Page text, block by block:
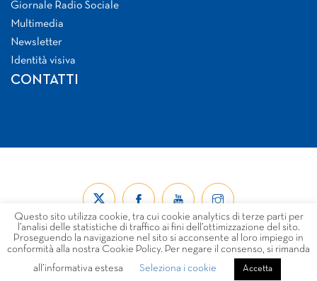
Giornale Radio Sociale
Multimedia
Newsletter
Identità visiva
CONTATTI
© Forum Nazionale del Terzo Settore ETS 2026
Questo sito utilizza cookie, tra cui cookie analytics di terze parti per
l’analisi delle statistiche di traffico ai fini dell’ottimizzazione del sito.
Proseguendo la navigazione nel sito si acconsente al loro impiego in
conformità alla nostra Cookie Policy. Per negare il consenso, si rimanda
all’informativa estesa
Seleziona i cookie Accetta